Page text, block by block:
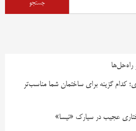
راه‌حل‌ها
کدام گزینه برای ساختمان شما مناسب‌تر
عجیب در سیارک «نیسا»